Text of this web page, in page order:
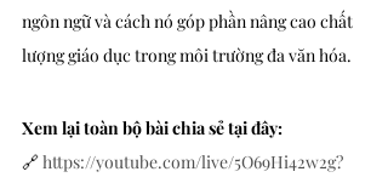
ngôn ngữ và cách nó góp phần nâng cao chất
lượng giáo dục trong môi trường đa văn hóa.
Xem lại toàn bộ bài chia sẻ tại đây:
🔗 https://youtube.com/live/5O69Hi42w2g?